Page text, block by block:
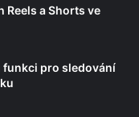
a Shorts ve
funkci pro sledování